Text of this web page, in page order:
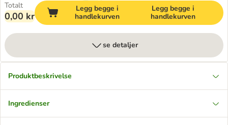
Totalt
0,00 kr
Legg begge i
handlekurven
Legg begge i
handlekurven
se detaljer
Produktbeskrivelse
Ingredienser